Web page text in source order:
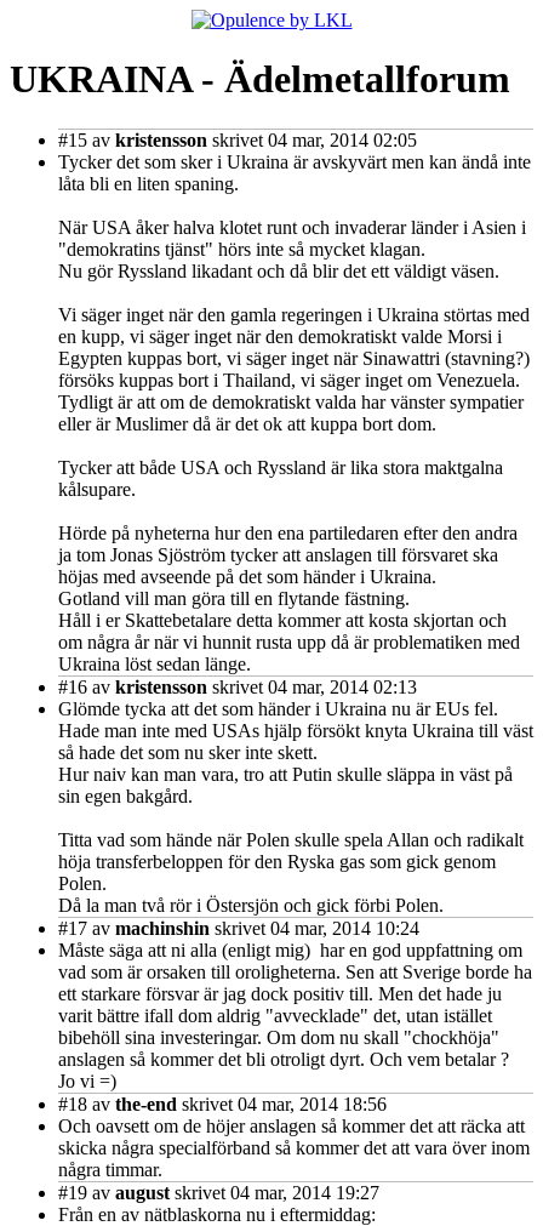
UKRAINA - Ädelmetallforum
#15 av kristensson skrivet 04 mar, 2014 02:05
Tycker det som sker i Ukraina är avskyvärt men kan ändå inte
låta bli en liten spaning.
När USA åker halva klotet runt och invaderar länder i Asien i
"demokratins tjänst" hörs inte så mycket klagan.
Nu gör Ryssland likadant och då blir det ett väldigt väsen.
Vi säger inget när den gamla regeringen i Ukraina störtas med
en kupp, vi säger inget när den demokratiskt valde Morsi i
Egypten kuppas bort, vi säger inget när Sinawattri (stavning?)
försöks kuppas bort i Thailand, vi säger inget om Venezuela.
Tydligt är att om de demokratiskt valda har vänster sympatier
eller är Muslimer då är det ok att kuppa bort dom.
Tycker att både USA och Ryssland är lika stora maktgalna
kålsupare.
Hörde på nyheterna hur den ena partiledaren efter den andra
ja tom Jonas Sjöström tycker att anslagen till försvaret ska
höjas med avseende på det som händer i Ukraina.
Gotland vill man göra till en flytande fästning.
Håll i er Skattebetalare detta kommer att kosta skjortan och
om några år när vi hunnit rusta upp då är problematiken med
Ukraina löst sedan länge.
#16 av kristensson skrivet 04 mar, 2014 02:13
Glömde tycka att det som händer i Ukraina nu är EUs fel.
Hade man inte med USAs hjälp försökt knyta Ukraina till väst
så hade det som nu sker inte skett.
Hur naiv kan man vara, tro att Putin skulle släppa in väst på
sin egen bakgård.
Titta vad som hände när Polen skulle spela Allan och radikalt
höja transferbeloppen för den Ryska gas som gick genom
Polen.
Då la man två rör i Östersjön och gick förbi Polen.
#17 av machinshin skrivet 04 mar, 2014 10:24
Måste säga att ni alla (enligt mig) har en god uppfattning om
vad som är orsaken till oroligheterna. Sen att Sverige borde ha
ett starkare försvar är jag dock positiv till. Men det hade ju
varit bättre ifall dom aldrig "avvecklade" det, utan istället
bibehöll sina investeringar. Om dom nu skall "chockhöja"
anslagen så kommer det bli otroligt dyrt. Och vem betalar ?
Jo vi =)
#18 av the-end skrivet 04 mar, 2014 18:56
Och oavsett om de höjer anslagen så kommer det att räcka att
skicka några specialförband så kommer det att vara över inom
några timmar.
#19 av august skrivet 04 mar, 2014 19:27
Från en av nätblaskorna nu i eftermiddag: